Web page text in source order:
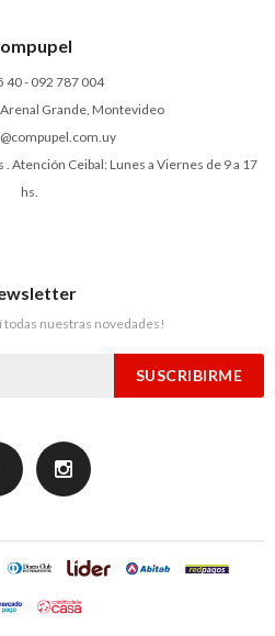
40 - 092 787 004
Arenal Grande, Montevideo
Atención Ceibal: Lunes a Viernes de 9 a 17
hs.
todas nuestras novedades!
SUSCRIBIRME
